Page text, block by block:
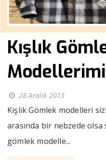
Kışlık
28 Aralık 2013
Kışlık Gömlek modelleri
arasında bir nebzede olsa
gömlek modelle...